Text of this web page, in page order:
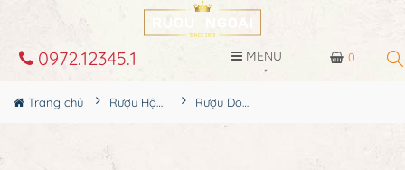
0
0972.12345.1 MENU
Trang chủ Rượu Hộp Quà Rượu Don Julio 1942 hộp quà